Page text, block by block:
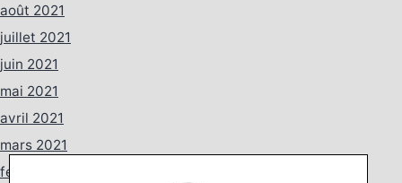
août 2021
juillet 2021
juin 2021
mai 2021
avril 2021
mars 2021
février 2021